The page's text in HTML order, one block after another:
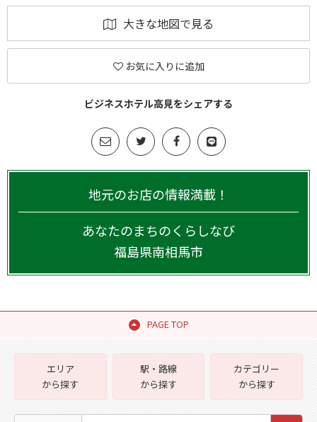
大きな地図で見る
お気に入りに追加
ビジネスホテル高見をシェアする
地元のお店の情報満載！
あなたのまちのくらしなび
福島県南相馬市
PAGE TOP
エリア
から探す
駅・路線
から探す
カテゴリー
から探す